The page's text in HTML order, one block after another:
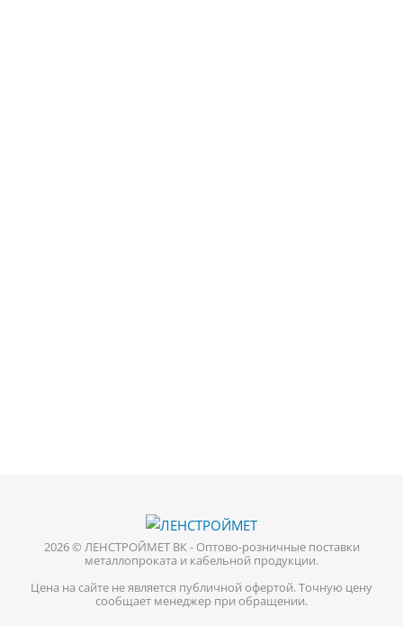
2026 © ЛЕНСТРОЙМЕТ ВК - Оптово-розничные поставки
металлопроката и кабельной продукции.
Цена на сайте не является публичной офертой. Точную цену
сообщает менеджер при обращении.